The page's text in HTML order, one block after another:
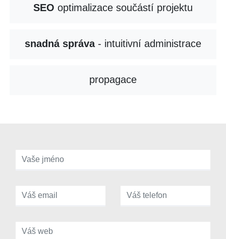
SEO optimalizace součástí projektu
snadná správa- intuitivní administrace
propagace